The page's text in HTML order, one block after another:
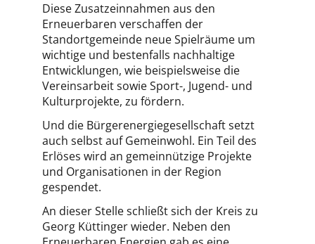
Diese Zusatzeinnahmen aus den
Erneuerbaren verschaffen der
Standortgemeinde neue Spielräume um
wichtige und bestenfalls nachhaltige
Entwicklungen, wie beispielsweise die
Vereinsarbeit sowie Sport-, Jugend- und
Kulturprojekte, zu fördern.
Und die Bürgerenergiegesellschaft setzt
auch selbst auf Gemeinwohl. Ein Teil des
Erlöses wird an gemeinnützige Projekte
und Organisationen in der Region
gespendet.
An dieser Stelle schließt sich der Kreis zu
Georg Küttinger wieder. Neben den